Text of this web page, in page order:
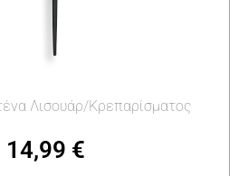
Λισουάρ/Κρεπαρίσματος
14,99 €